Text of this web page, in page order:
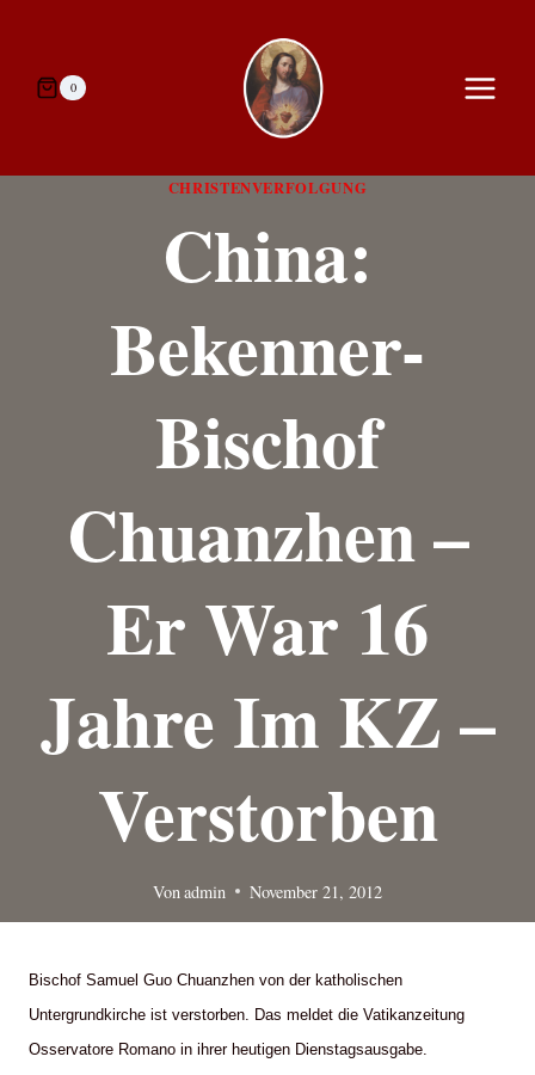
springen0
CHRISTENVERFOLGUNG
China:
Bekenner-
Bischof
Chuanzhen –
Er War 16
Jahre Im KZ –
Verstorben
Von admin November 21, 2012
Bischof Samuel Guo Chuanzhen von der katholischen
Untergrundkirche ist verstorben. Das meldet die Vatikanzeitung
Osservatore Romano in ihrer heutigen Dienstagsausgabe.